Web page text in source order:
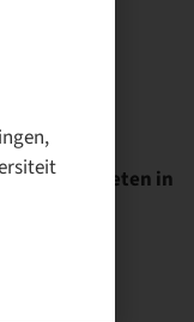
snel voeten in